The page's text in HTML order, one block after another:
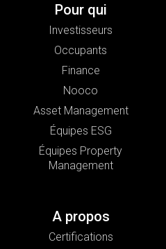
Pour qui
Investisseurs
Occupants
Finance
Nooco
Asset Management
Équipes ESG
Équipes Property
Management
A propos
Certifications